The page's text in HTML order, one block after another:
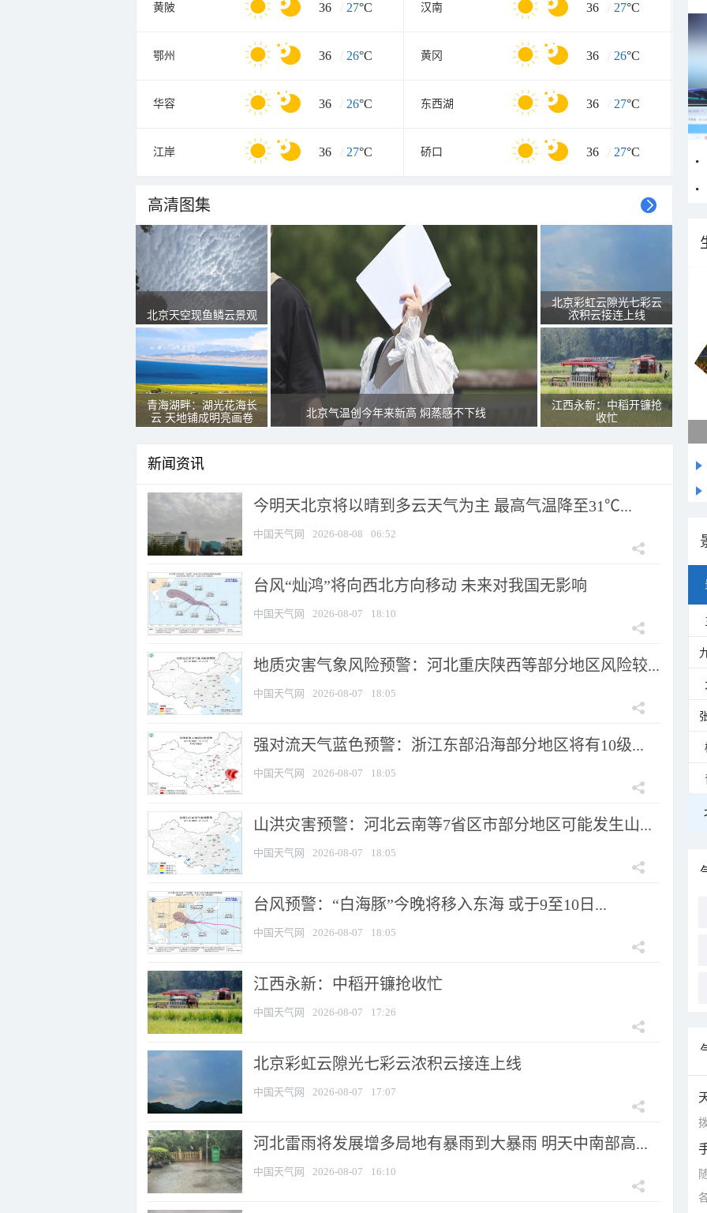
黄陂 36 / 27°C 汉南 36 / 27°C
鄂州 36 / 26°C 黄冈 36 / 26°C
华容 36 / 26°C 东西湖 36 / 27°C
江岸 36 / 27°C 硚口 36 / 27°C
高清图集
北京天空现鱼鳞云景观
青海湖畔：湖光花海长
云 天地铺成明亮画卷
北京气温创今年来新高 焖蒸感不下线
北京彩虹云隙光七彩云
浓积云接连上线
江西永新：中稻开镰抢
收忙
新闻资讯
今明天北京将以晴到多云天气为主 最高气温降至31℃...
中国天气网 2026-08-08 06:52
台风“灿鸿”将向西北方向移动 未来对我国无影响
中国天气网 2026-08-07 18:10
地质灾害气象风险预警：河北重庆陕西等部分地区风险较...
中国天气网 2026-08-07 18:05
强对流天气蓝色预警：浙江东部沿海部分地区将有10级...
中国天气网 2026-08-07 18:05
山洪灾害预警：河北云南等7省区市部分地区可能发生山...
中国天气网 2026-08-07 18:05
台风预警：“白海豚”今晚将移入东海 或于9至10日...
中国天气网 2026-08-07 18:05
江西永新：中稻开镰抢收忙
中国天气网 2026-08-07 17:26
北京彩虹云隙光七彩云浓积云接连上线
中国天气网 2026-08-07 17:07
河北雷雨将发展增多局地有暴雨到大暴雨 明天中南部高...
中国天气网 2026-08-07 16:10